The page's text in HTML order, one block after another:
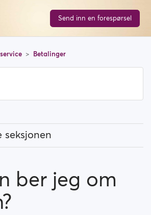
Send inn en forespørsel
Betalinger
seksjonen
jeg kontoen min?
kan jeg bruke?
ber jeg om